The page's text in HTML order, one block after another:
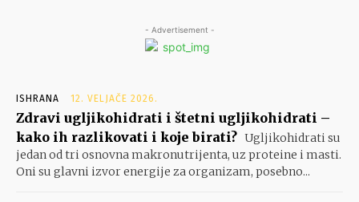
- Advertisement -
ISHRANA 12. VELJAČE 2026.
Zdravi ugljikohidrati i štetni ugljikohidrati –
kako ih razlikovati i koje birati? Ugljikohidrati su
jedan od tri osnovna makronutrijenta, uz proteine i masti.
Oni su glavni izvor energije za organizam, posebno...